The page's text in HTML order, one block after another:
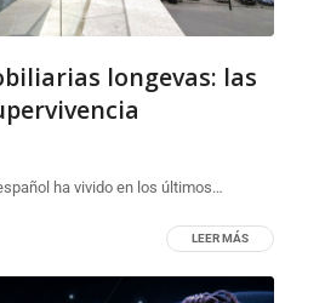
longevas: las
ha vivido en los últimos…
LEER MÁS